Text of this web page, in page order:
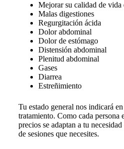
Mejorar su calidad de vida
Malas digestiones
Regurgitación ácida
Dolor abdominal
Dolor de estómago
Distensión abdominal
Plenitud abdominal
Gases
Diarrea
Estreñimiento
Tu estado general nos indicará
tratamiento. Como cada persona
precios se adaptan a tu
de sesiones que necesites.